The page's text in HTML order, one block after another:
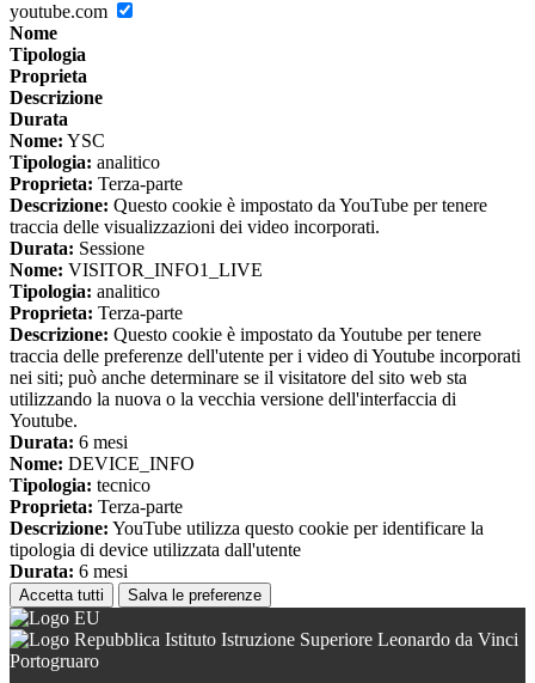
youtube.com
Nome
Tipologia
Proprieta
Descrizione
Durata
Nome: YSC
Tipologia: analitico
Proprieta: Terza-parte
Descrizione: Questo cookie è impostato da YouTube per tenere
traccia delle visualizzazioni dei video incorporati.
Durata: Sessione
Nome: VISITOR_INFO1_LIVE
Tipologia: analitico
Proprieta: Terza-parte
Descrizione: Questo cookie è impostato da Youtube per tenere
traccia delle preferenze dell'utente per i video di Youtube incorporati
nei siti; può anche determinare se il visitatore del sito web sta
utilizzando la nuova o la vecchia versione dell'interfaccia di
Youtube.
Durata: 6 mesi
Nome: DEVICE_INFO
Tipologia: tecnico
Proprieta: Terza-parte
Descrizione: YouTube utilizza questo cookie per identificare la
tipologia di device utilizzata dall'utente
Durata: 6 mesi
Accetta tutti Salva le preferenze
Istituto Istruzione Superiore Leonardo da Vinci
Portogruaro